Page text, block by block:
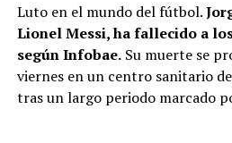
Luto en el mundo del fútbol.
Lionel Messi, ha fallecido a
según Infobae.Su muerte se
viernes en un centro sanitario
tras un largo periodo marcado